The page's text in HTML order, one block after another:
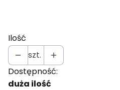
Ilość
szt.
Dostępność:
duża ilość